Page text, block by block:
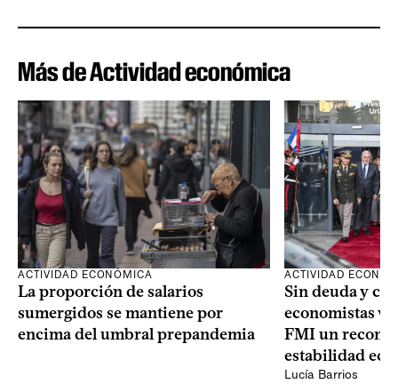
Más de Actividad económica
ACTIVIDAD ECONÓMICA
La proporción de salarios
sumergidos se mantiene por
encima del umbral prepandemia
ACTIVIDAD
Sin deuda y
economistas
FMI un
estabilidad
Lucía Barrios